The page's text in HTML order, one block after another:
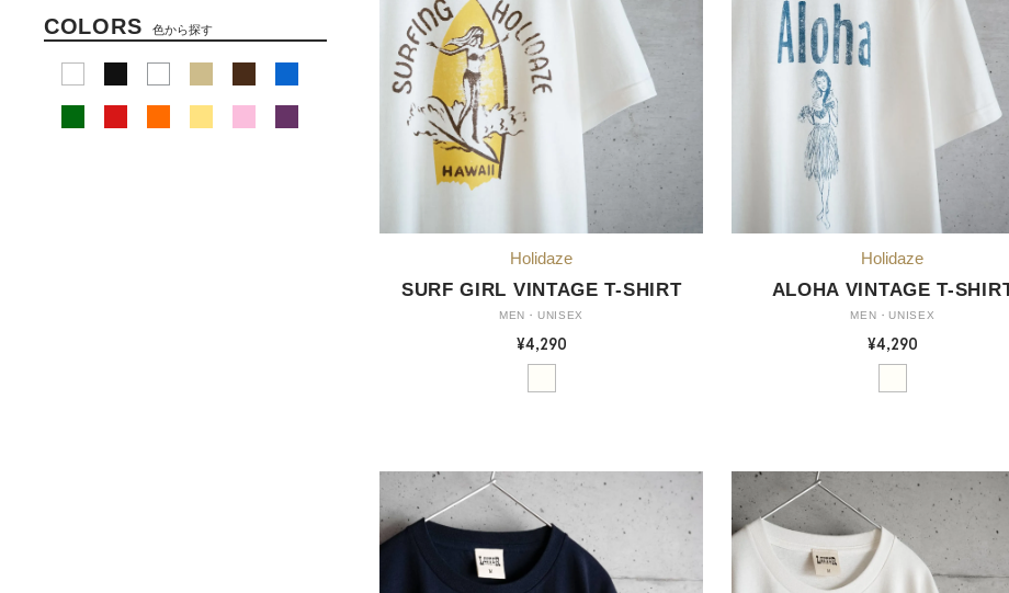
SURF GIRL VINTAGE T-SHIRT
MEN・UNISEX
¥4,290
ALOHA VINTAGE T-
MEN・UNISEX
¥4,290
COLORS 色から探す